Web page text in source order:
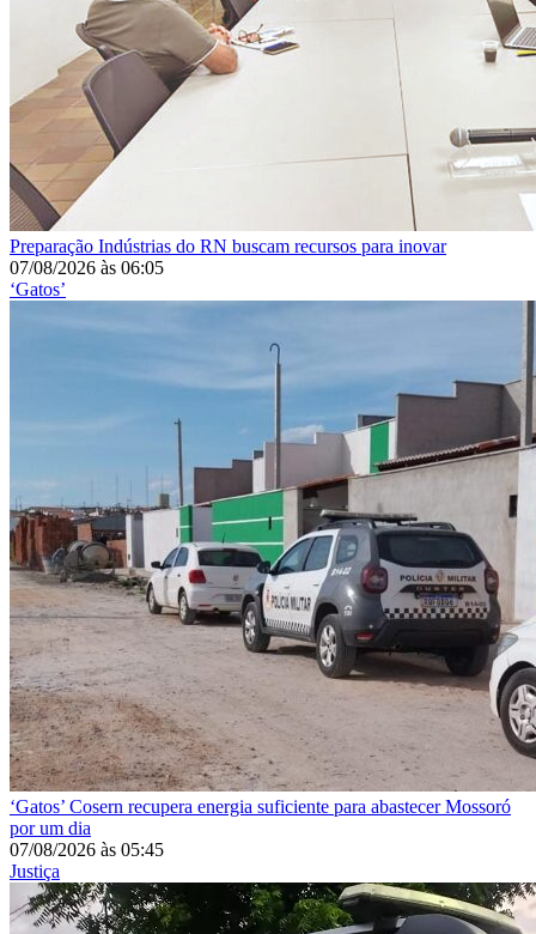
Preparação Indústrias do RN buscam recursos para inovar
07/08/2026 às 06:05
‘Gatos’
‘Gatos’ Cosern recupera energia suficiente para abastecer Mossoró
por um dia
07/08/2026 às 05:45
Justiça